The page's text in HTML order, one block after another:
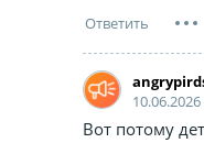
Вот потому